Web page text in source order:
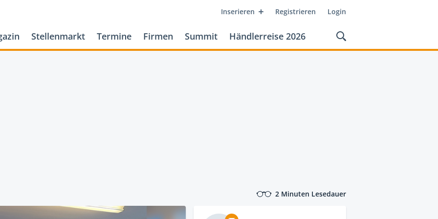
Inserieren Registrieren Login
Stellenmarkt Termine Firmen Summit Händlerreise 2026
2 Minuten Lesedauer